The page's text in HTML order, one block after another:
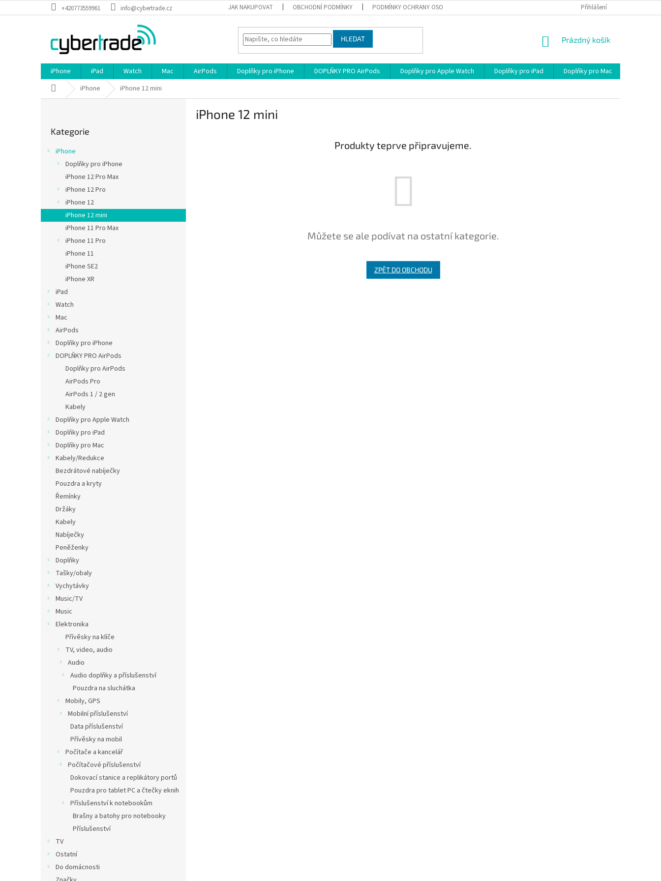
na
+420773559961 info@cybertrade.cz JAK NAKUPOVAT OBCHODNÍ PODMÍNKY PODMÍNKY OCHRANY OSOBNÍCH ÚDAJŮ Přihlášení
HLEDAT
NÁKUPNÍ
Prázdný košík
iPhone iPad Watch Mac AirPods Doplňky pro iPhone DOPLŇKY PRO AirPods Doplňky pro Apple Watch Doplňky pro iPad Doplňky pro Mac
Domů iPhone iPhone 12 mini
a
n
kategorie
Kategorie
iPhone
Doplňky pro iPhone
iPhone 12 Pro Max
iPhone 12 Pro
iPhone 12
iPhone 12 mini
iPhone 11 Pro Max
iPhone 11 Pro
iPhone 11
iPhone SE2
iPhone XR
iPad
Watch
Mac
AirPods
Doplňky pro iPhone
DOPLŇKY PRO AirPods
Doplňky pro AirPods
AirPods Pro
AirPods 1 / 2 gen
Kabely
Doplňky pro Apple Watch
Doplňky pro iPad
Doplňky pro Mac
Kabely/Redukce
Bezdrátové nabíječky
Pouzdra a kryty
Řemínky
Držáky
Kabely
Nabíječky
Peněženky
Doplňky
Tašky/obaly
Vychytávky
Music/TV
Music
Elektronika
Přívěsky na klíče
TV, video, audio
Audio
Audio doplňky a příslušenství
Pouzdra na sluchátka
Mobily, GPS
Mobilní příslušenství
Data příslušenství
Přívěsky na mobil
Počítače a kancelář
Počítačové příslušenství
Dokovací stanice a replikátory portů
Pouzdra pro tablet PC a čtečky eknih
Příslušenství k notebookům
Brašny a batohy pro notebooky
Příslušenství
TV
Ostatní
Do domácnosti
iPhone 12 mini
Produkty teprve připravujeme.
Můžete se ale podívat na ostatní kategorie.
ZPĚT DO OBCHODU